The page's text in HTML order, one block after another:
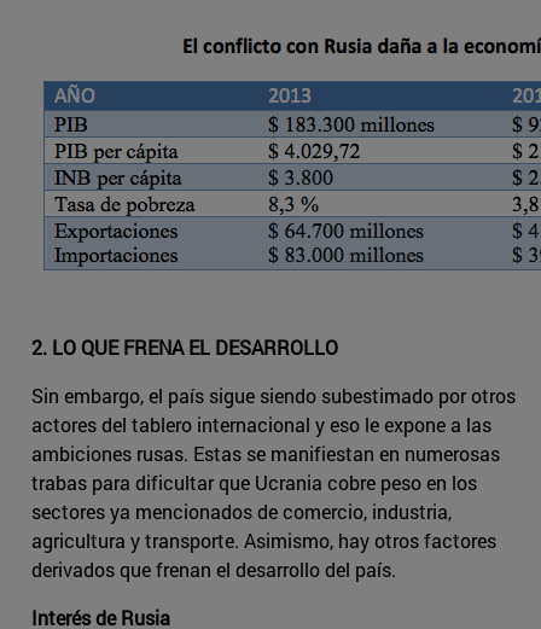
2. LO QUE FRENA EL DESARROLLO
Sin embargo, el país sigue siendo subestimado por otros
actores del tablero internacional y eso le expone a las
ambiciones rusas. Estas se manifiestan en numerosas
trabas para dificultar que Ucrania cobre peso en los
sectores ya mencionados de comercio, industria,
agricultura y transporte. Asimismo, hay otros factores
derivados que frenan el desarrollo del país.
Interés de Rusia